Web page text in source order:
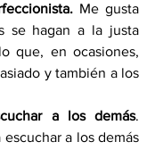
Me gusta
se hagan a la justa
que, en ocasiones,
y también a los
a los demás.
a los demás